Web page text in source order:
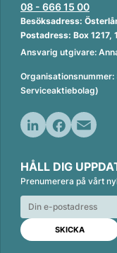
08 - 666 15 00
Besöksadress:
Postadress: Box 1217,
Ansvarig utgivare:
Serviceaktiebolag)
n
k
e
d
n
c
e
b
o
o
k
a
i
l
HÅLL DIG
Prenumerera på vårt